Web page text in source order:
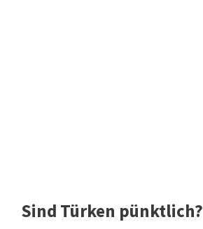
Sind Türken pünktlich?